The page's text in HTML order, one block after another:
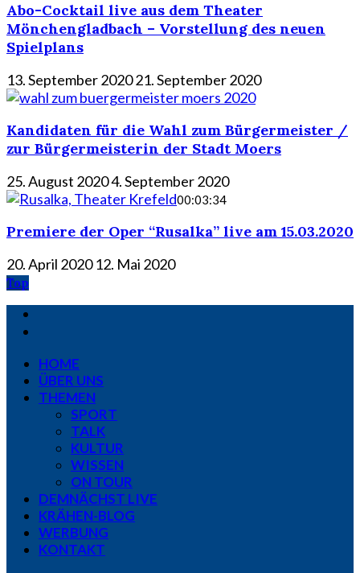
Abo-Cocktail live aus dem Theater
Mönchengladbach – Vorstellung des neuen
Spielplans
13. September 202021. September 2020
Kandidaten für die Wahl zum Bürgermeister /
zur Bürgermeisterin der Stadt Moers
25. August 20204. September 2020
00:03:34
Premiere der Oper “Rusalka” live am 15.03.2020
20. April 2020 12. Mai 2020
Top
HOME
ÜBER UNS
THEMEN
SPORT
TALK
KULTUR
WISSEN
ON TOUR
DEMNÄCHST LIVE
KRÄHEN-BLOG
WERBUNG
KONTAKT